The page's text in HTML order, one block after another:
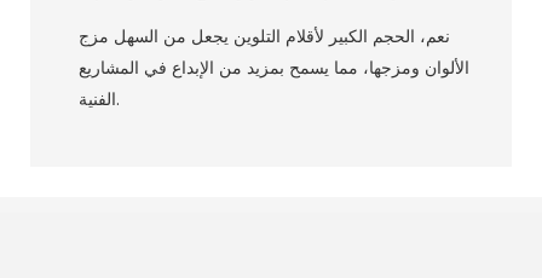
نعم، الحجم الكبير لأقلام التلوين يجعل من السهل مزج
الألوان ومزجها، مما يسمح بمزيد من الإبداع في المشاريع
الفنية.